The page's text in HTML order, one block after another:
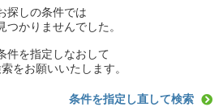
探しの条件では
つかりませんでした。
件を指定しなおして
をお願いいたします。
条件を指定し直して検索